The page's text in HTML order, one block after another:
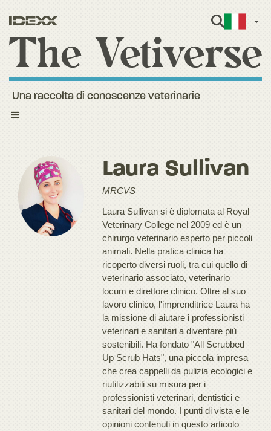
Toggle
Una raccolta di conoscenze veterinarie
Laura Sullivan
MRCVS
Laura Sullivan si è diplomata al Royal
Veterinary College nel 2009 ed è un
chirurgo veterinario esperto per piccoli
animali. Nella pratica clinica ha
ricoperto diversi ruoli, tra cui quello di
veterinario associato, veterinario
locum e direttore clinico. Oltre al suo
lavoro clinico, l'imprenditrice Laura ha
la missione di aiutare i professionisti
veterinari e sanitari a diventare più
sostenibili. Ha fondato "All Scrubbed
Up Scrub Hats", una piccola impresa
che crea cappelli da pulizia ecologici e
riutilizzabili su misura per i
professionisti veterinari, dentistici e
sanitari del mondo. I punti di vista e le
opinioni contenuti in questo articolo